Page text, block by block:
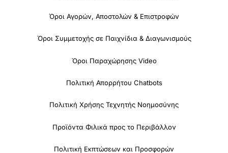
Όροι Αγορών, Αποστολών & Επιστροφών
Όροι Συμμετοχής σε Παιχνίδια & Διαγωνισμούς
Όροι Παραχώρησης Video
Πολιτική Απορρήτου Chatbots
Πολιτική Χρήσης Τεχνητής Νοημοσύνης
Προϊόντα Φιλικά προς το Περιβάλλον
Πολιτική Εκπτώσεων και Προσφορών